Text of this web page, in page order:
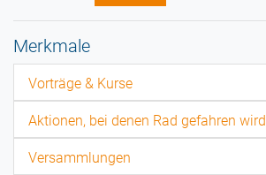
Merkmale
Vorträge & Kurse
Aktionen, bei denen Rad gefahren wird
Versammlungen